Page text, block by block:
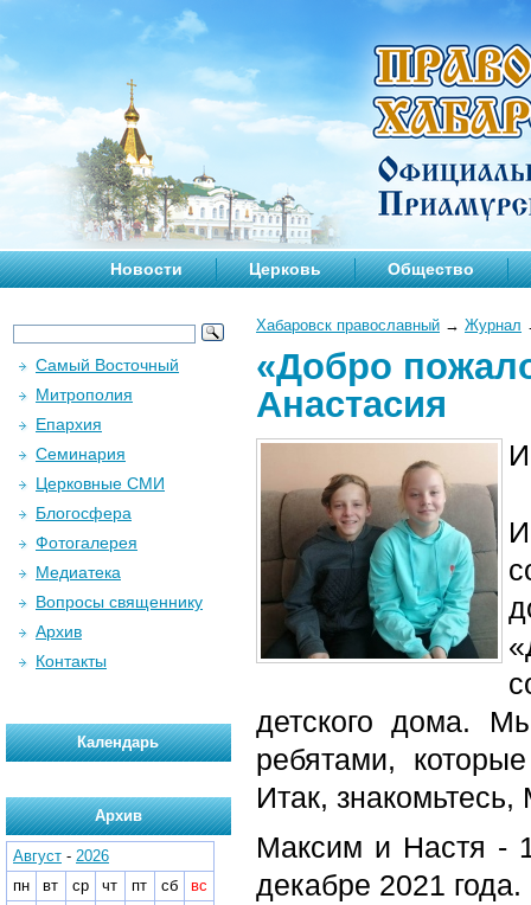
Новости Церковь Общество
Хабаровск православный → Журнал
«Добро
Анастасия
детского дома.
ребятами,
Итак,
Максим и Настя -
декабре 2021 года.
Самый Восточный
Митрополия
Епархия
Семинария
Церковные СМИ
Блогосфера
Фотогалерея
Медиатека
Вопросы священнику
Архив
Контакты
Календарь
Архив
Август - 2026
пн
вт ср чт пт сб
вс